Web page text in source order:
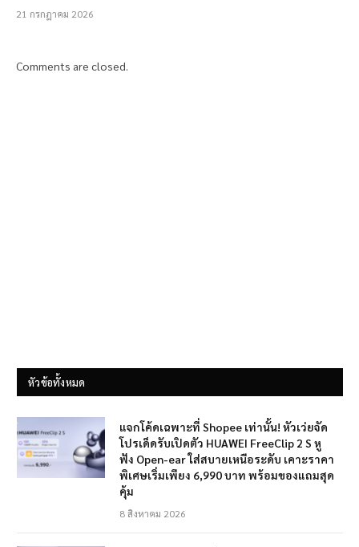
21 กรกฎาคม 2026
Comments are closed.
หัวข้อทั้งหมด
แจกโค้ดเฉพาะที่ Shopee เท่านั้น! หัวเว่ยจัด
โปรเด็ดรับเปิดตัว HUAWEI FreeClip 2 S หู
ฟัง Open-ear ใส่สบายเหนือระดับ เคาะราคา
พิเศษเริ่มเพียง 6,990 บาท พร้อมของแถมสุด
คุ้ม
8 สิงหาคม 2026